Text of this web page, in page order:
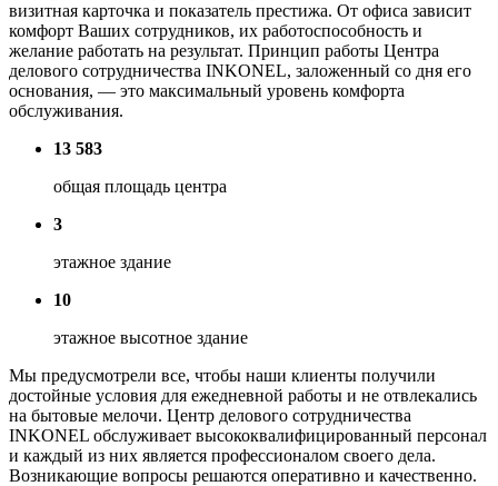
визитная карточка и показатель престижа. От офиса зависит
комфорт Ваших сотрудников, их работоспособность и
желание работать на результат. Принцип работы Центра
делового сотрудничества INKONEL, заложенный со дня его
основания, — это максимальный уровень комфорта
обслуживания.
13 583
общая площадь центра
3
этажное здание
10
этажное высотное здание
Мы предусмотрели все, чтобы наши клиенты получили
достойные условия для ежедневной работы и не отвлекались
на бытовые мелочи. Центр делового сотрудничества
INKONEL обслуживает высококвалифицированный персонал
и каждый из них является профессионалом своего дела.
Возникающие вопросы решаются оперативно и качественно.